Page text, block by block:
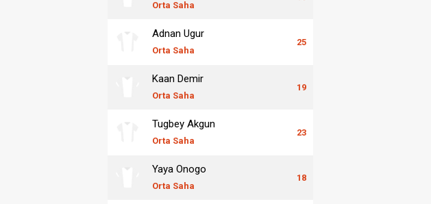
Orta Saha
Adnan Ugur
Orta Saha
25
Kaan Demir
Orta Saha
19
Tugbey Akgun
Orta Saha
23
Yaya Onogo
Orta Saha
18